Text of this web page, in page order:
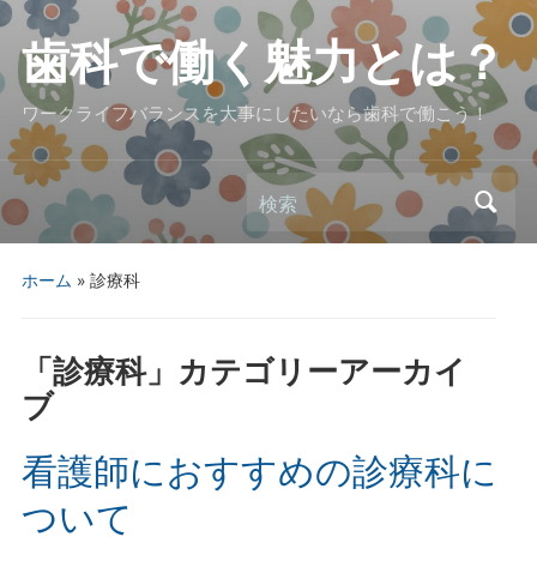
歯科で働く魅力とは？
ワークライフバランスを大事にしたいなら歯科で働こう！
検索
ホーム » 診療科
「 診療科」カテゴリーアーカイ
ブ
看護師におすすめの診療科に
ついて